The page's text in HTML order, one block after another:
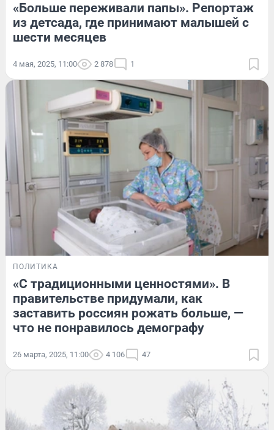
«Больше переживали папы». Репортаж
из детсада, где принимают малышей с
шести месяцев
4 мая, 2025, 11:00 2 878 1
ПОЛИТИКА
«С традиционными ценностями». В
правительстве придумали, как
заставить россиян рожать больше, —
что не понравилось демографу
26 марта, 2025, 11:00 4 106 47